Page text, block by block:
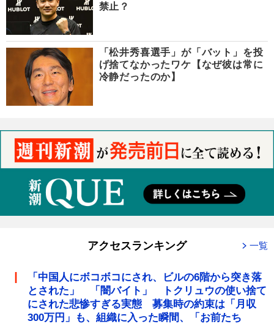
禁止？
「松井秀喜選手」が「バット」を投
げ捨てなかったワケ【なぜ彼は常に
冷静だったのか】
アクセスランキング 一覧
「中国人にボコボコにされ、ビルの6階から突き落
とされた」 「闇バイト」 トクリュウの使い捨て
にされた悲惨すぎる実態 募集時の約束は「月収
300万円」も、組織に入った瞬間、「お前たち